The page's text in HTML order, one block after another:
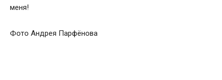
меня!
Фото Андрея Парфёнова